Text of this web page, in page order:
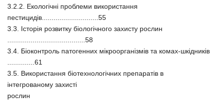
3.2.2. Екологічні проблеми використання
пестицидів.............................55
3.3. Історія розвитку біологічного захисту рослин
........................................58
3.4. Біоконтроль патогенних мікроорганізмів та комах-шкідників
..............61
3.5. Використання біотехнологічних препаратів в
інтегрованому захисті
рослин